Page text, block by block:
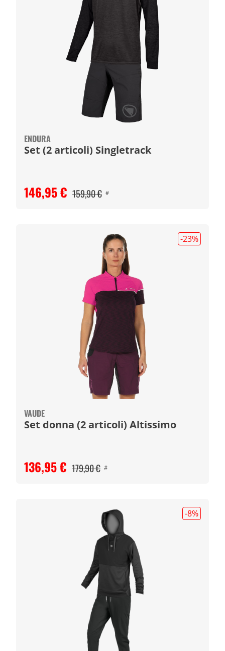
ENDURA
Set (2 articoli) Singletrack
146,95 € 159,90 € #
-23%
VAUDE
Set donna (2 articoli) Altissimo
136,95 € 179,90 € #
-8%